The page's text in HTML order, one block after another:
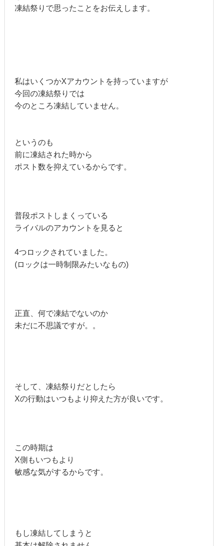
凍結祭りで思ったことをお伝えします。
私はいくつかXアカウントを持っていますが
今回の凍結祭りでは
今のところ凍結していません。
というのも
前に凍結された時から
ポスト数を抑えているからです。
普段ポストしまくっている
ライバルのアカウントを見ると
4つロックされていました。
(ロックは一時制限みたいなもの)
正直、何で凍結でないのか
未だに不思議ですが。。
そして、凍結祭りだとしたら
Xの行動はいつもより抑えた方が良いです。
この時期は
X側もいつもより
敏感な気がするからです。
もし凍結してしまうと